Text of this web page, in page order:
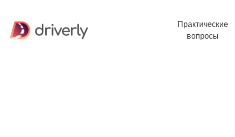
Практические
вопросы